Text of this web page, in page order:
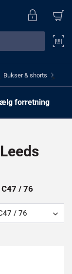
Bukser & shorts >
forretning
/ 76
/ 76